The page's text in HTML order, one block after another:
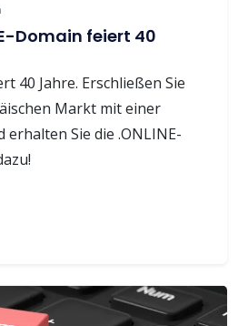
Domain feiert 40
40 Jahre. Erschließen Sie
Markt mit einer
erhalten Sie die .ONLINE-